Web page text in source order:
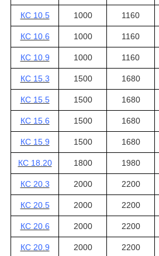
КС 10.5 1000 1160
КС 10.6 1000 1160
КС 10.9 1000 1160
КС 15.3 1500 1680
КС 15.5 1500 1680
КС 15.6 1500 1680
КС 15.9 1500 1680
КС 18.20 1800 1980
КС 20.3 2000 2200
КС 20.5 2000 2200
КС 20.6 2000 2200
КС 20.9 2000 2200